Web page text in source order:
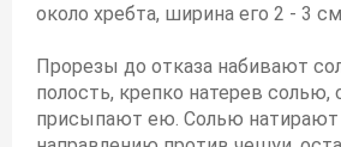
около хребта, ширина его 2 - 3
Прорезы до отказа набивают
полость, крепко натерев солью,
присыпают ею. Солью